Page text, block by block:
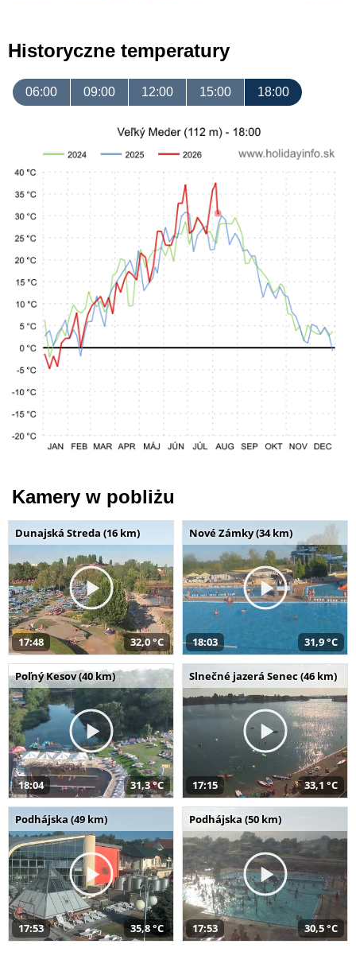
Historyczne temperatury
06:00 09:00 12:00 15:00 18:00
Kamery w pobliżu
Dunajská Streda (16 km)
17:48 32,0 °C
Nové Zámky (34 km)
18:03 31,9 °C
Poľný Kesov (40 km)
18:04 31,3 °C
Slnečné jazerá Senec (46 km)
17:15 33,1 °C
Podhájska (49 km)
17:53 35,8 °C
Podhájska (50 km)
17:53 30,5 °C